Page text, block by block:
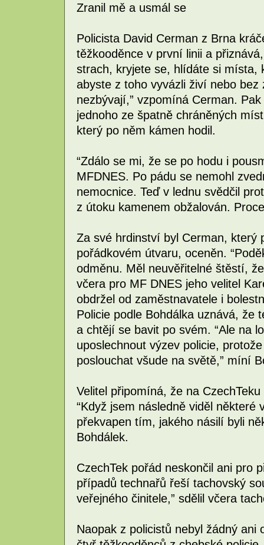
Zranil mě a usmál se
Policista David Cerman z Brna
těžkooděnce v první linii a
strach, kryjete se, hlídáte si místa,
abyste z toho vyvázli živí nebo
nezbývají,” vzpomíná Cerman.
jednoho ze špatně chráněných
který po něm kámen hodil.
“Zdálo se mi, že se po hodu i
MFDNES. Po pádu se nemohl
nemocnice. Teď v lednu svědčil
z útoku kamenem obžalován.
Za své hrdinství byl Cerman, který
pořádkovém útvaru, oceněn.
odměnu. Měl neuvěřitelné štěstí,
včera pro MF DNES jeho velitel
obdržel od zaměstnavatele i
Policie podle Bohdálka uznává, že
a chtějí se bavit po svém. “Ale na
uposlechnout výzev policie,
poslouchat všude na světě,” míní
Velitel připomíná, že na
“Když jsem následně viděl některé
překvapen tím, jakého násilí byli
Bohdálek.
CzechTek pořád neskončil ani pro
případů technařů řeší tachovský
veřejného činitele,” sdělil včera
Naopak z policistů nebyl žádný